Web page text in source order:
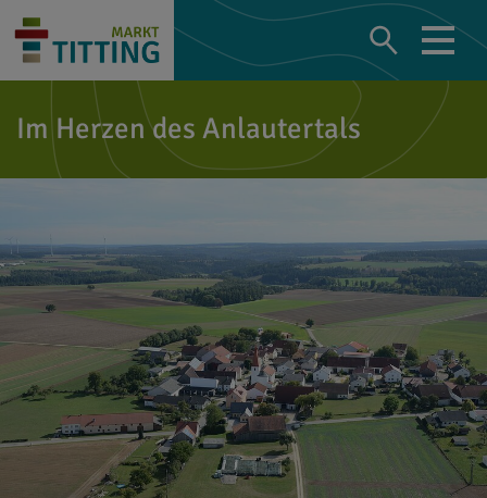
Im Herzen des Anlautertals